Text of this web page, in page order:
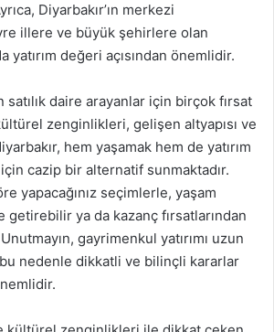
Diyarbakır’ın merkezi
illere ve büyük şehirlere olan
yatırım değeri açısından önemlidir.
satılık daire arayanlar için birçok fırsat
zenginlikleri, gelişen altyapısı ve
hem yaşamak hem de yatırım
cazip bir alternatif sunmaktadır.
yapacağınız seçimlerle, yaşam
getirebilir ya da kazanç fırsatlarından
gayrimenkul yatırımı uzun
nedenle dikkatli ve bilinçli kararlar